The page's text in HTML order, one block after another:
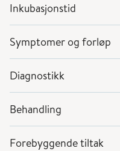
Inkubasjonstid
Symptomer og forløp
Diagnostikk
Behandling
Forebyggende tiltak